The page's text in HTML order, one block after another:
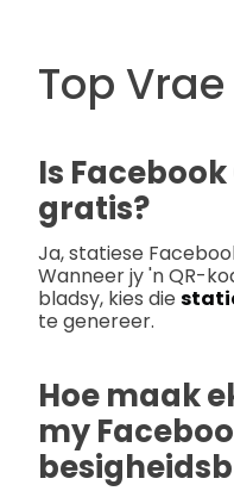
Top
Is
gratis?
Ja, statiese
Wanneer jy 'n QR-
bladsy, kies die
te genereer.
Hoe maak
my